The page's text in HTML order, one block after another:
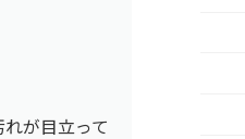
が目立って